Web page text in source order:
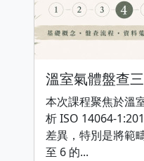
溫室氣體盤查
本次課程聚焦於溫
析 ISO 14064-
差異，特別是將範
至 6 的...